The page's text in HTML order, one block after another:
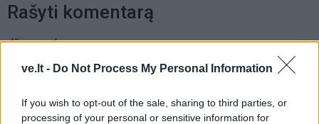
ve.lt - Do Not Process My Personal Information
If you wish to opt-out of the sale, sharing to third parties, or
processing of your personal or sensitive information for
Rašyti komentarą
Jūsų vardas
Komentaras